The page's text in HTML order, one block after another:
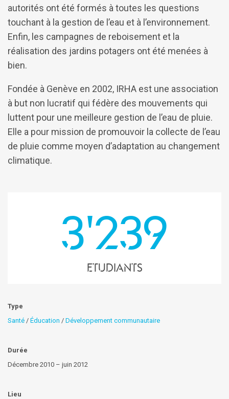
autorités ont été formés à toutes les questions
touchant à la gestion de l’eau et à l’environnement.
Enfin, les campagnes de reboisement et la
réalisation des jardins potagers ont été menées à
bien.
Fondée à Genève en 2002, IRHA est une association
à but non lucratif qui fédère des mouvements qui
luttent pour une meilleure gestion de l’eau de pluie.
Elle a pour mission de promouvoir la collecte de l’eau
de pluie comme moyen d’adaptation au changement
climatique.
3'239
etudiants
Type
Santé / Éducation / Développement communautaire
Durée
Décembre 2010 – juin 2012
Lieu